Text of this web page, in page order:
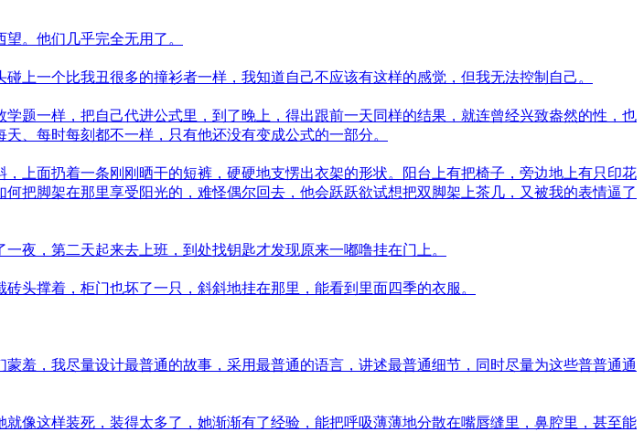
。他们几乎完全无用了。
上一个比我丑很多的撞衫者一样，我知道自己不应该有这样的感觉，但我无法控制自己。
题一样，把自己代进公式里，到了晚上，得出跟前一天同样的结果，就连曾经兴致盎然的性，也
、每时每刻都不一样，只有他还没有变成公式的一部分。
上面扔着一条刚刚晒干的短裤，硬硬地支愣出衣架的形状。阳台上有把椅子，旁边地上有只印花
把脚架在那里享受阳光的，难怪偶尔回去，他会跃跃欲试想把双脚架上茶几，又被我的表情逼了
夜，第二天起来去上班，到处找钥匙才发现原来一嘟噜挂在门上。
头撑着，柜门也坏了一只，斜斜地挂在那里，能看到里面四季的衣服。
羞，我尽量设计最普通的故事，采用最普通的语言，讲述最普通细节，同时尽量为这些普普通通
像这样装死，装得太多了，她渐渐有了经验，能把呼吸薄薄地分散在嘴唇缝里，鼻腔里，甚至能